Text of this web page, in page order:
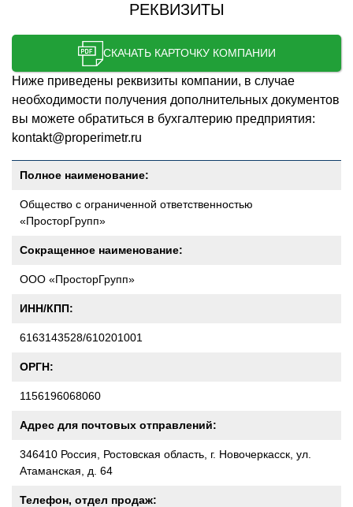
РЕКВИЗИТЫ
СКАЧАТЬ КАРТОЧКУ КОМПАНИИ
Ниже приведены реквизиты компании, в случае
необходимости получения дополнительных документов
вы можете обратиться в бухгалтерию предприятия:
kontakt@properimetr.ru
Полное наименование:
Общество с ограниченной ответственностью
«ПросторГрупп»
Сокращенное наименование:
ООО «ПросторГрупп»
ИНН/КПП:
6163143528/610201001
ОРГН:
1156196068060
Адрес для почтовых отправлений:
346410 Россия, Ростовская область, г. Новочеркасск, ул.
Атаманская, д. 64
Телефон, отдел продаж: